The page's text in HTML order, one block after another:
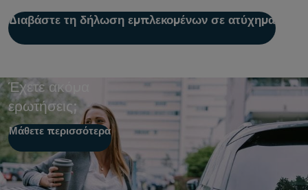
Διαβάστε τη δήλωση εμπλεκομένων σε ατύχημα
Έχετε ακόμα
ερωτήσεις;
Μάθετε περισσότερα